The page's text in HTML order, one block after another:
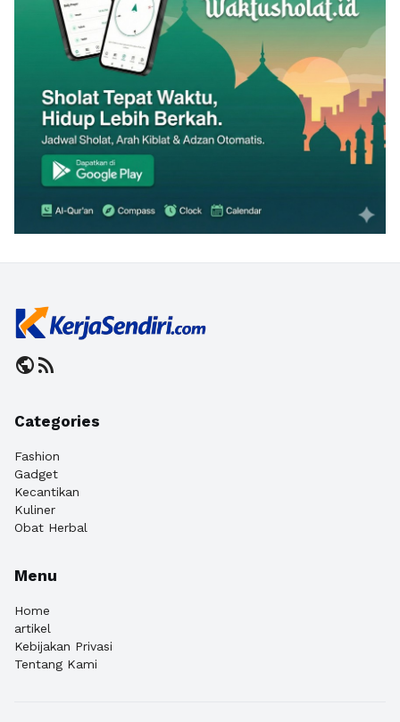
publicrss_feed
Categories
Fashion
Gadget
Kecantikan
Kuliner
Obat Herbal
Menu
Home
artikel
Kebijakan Privasi
Tentang Kami